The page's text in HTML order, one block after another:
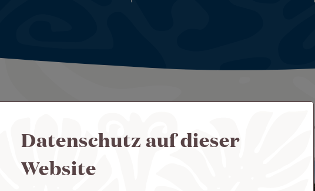
Ergänzung zu Ihrer Reise?
Datenschutz auf dieser
Website